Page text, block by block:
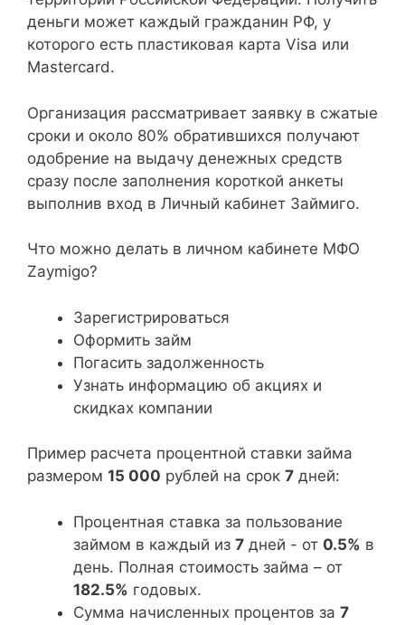
деньги может каждый гражданин РФ, у
которого есть пластиковая карта Visa или
Mastercard.
Организация рассматривает заявку в сжатые
сроки и около 80% обратившихся получают
одобрение на выдачу денежных средств
сразу после заполнения короткой анкеты
выполнив вход в Личный кабинет Займиго.
Что можно делать в личном кабинете МФО
Zaymigo?
Зарегистрироваться
Оформить займ
Погасить задолженность
Узнать информацию об акциях и
скидках компании
Пример расчета процентной ставки займа
размером 15 000 рублей на срок 7 дней:
Процентная ставка за пользование
займом в каждый из 7 дней - от 0.5% в
день. Полная стоимость займа – от
182.5% годовых.
Сумма начисленных процентов за 7